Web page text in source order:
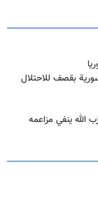
بقصف للاحتلال
الله ينفي مزاعمه